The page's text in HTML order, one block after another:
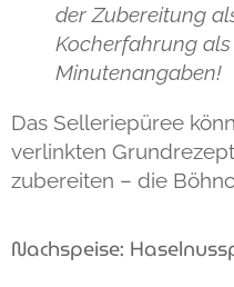
der Zubereitung
Kocherfahrung
Minutenangaben!
Das Selleriepüree
verlinkten
zubereiten – die
Nachspeise: